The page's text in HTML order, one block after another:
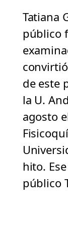
Tatiana
público
de este
la U.
agosto
hito.
público